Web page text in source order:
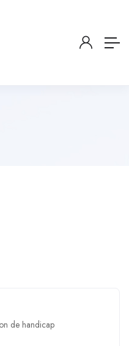
de handicap